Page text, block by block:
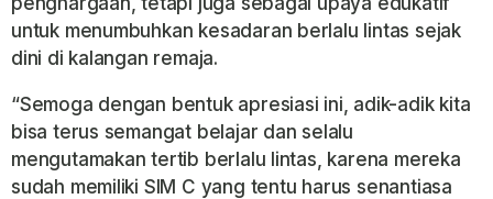
untuk menumbuhkan kesadaran berlalu lintas sejak
dini di kalangan remaja.
“Semoga dengan bentuk apresiasi ini, adik-adik kita
bisa terus semangat belajar dan selalu
mengutamakan tertib berlalu lintas, karena mereka
sudah memiliki SIM C yang tentu harus senantiasa